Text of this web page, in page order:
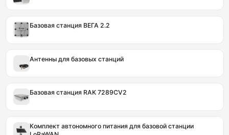
Базовая станция ВЕГА 2.2
Антенны для базовых станций
Базовая станция RAK 7289CV2
Комплект автономного питания для базовой станции